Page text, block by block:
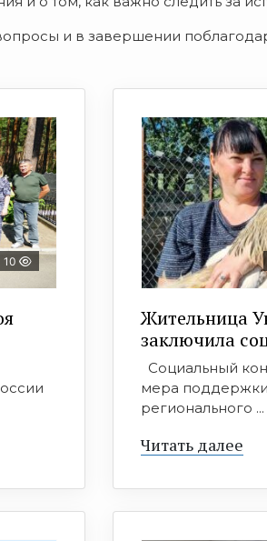
и в завершении
10
Жительница
заключила
Социальный
мера
регионального ...
Читать далее